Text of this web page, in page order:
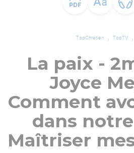
TopChrétien TopTV
La paix -
Joyce
Comment
dans
Maîtriser